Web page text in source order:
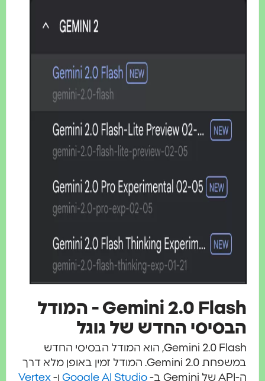
Gemini 2.0 Flash - המודל
הבסיסי החדש של גוגל
Gemini 2.0 Flash, הוא המודל הבסיסי החדש
במשפחת Gemini 2.0. המודל זמין באופן מלא דרך
Google AI Studioו-Vertex